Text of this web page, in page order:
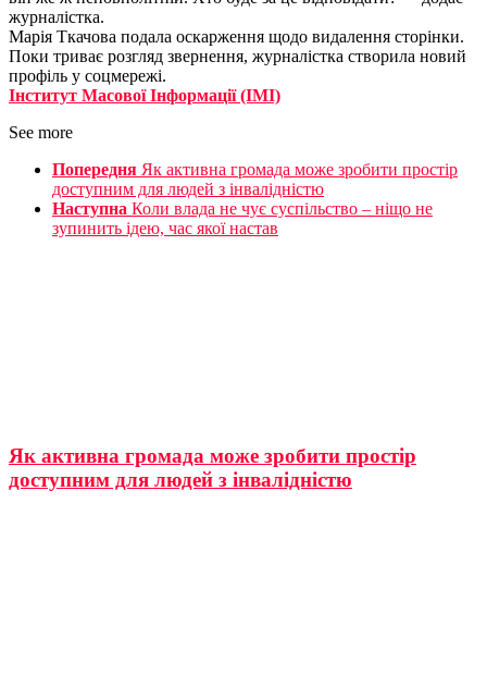
журналістка.
Марія Ткачова подала оскарження щодо видалення сторінки.
Поки триває розгляд звернення, журналістка створила новий
профіль у соцмережі.
Інститут Масової Інформації (ІМІ)
See more
Попередня Як активна громада може зробити простір
доступним для людей з інвалідністю
Наступна Коли влада не чує суспільство – ніщо не
зупинить ідею, час якої настав
Як активна громада може зробити простір
доступним для людей з інвалідністю